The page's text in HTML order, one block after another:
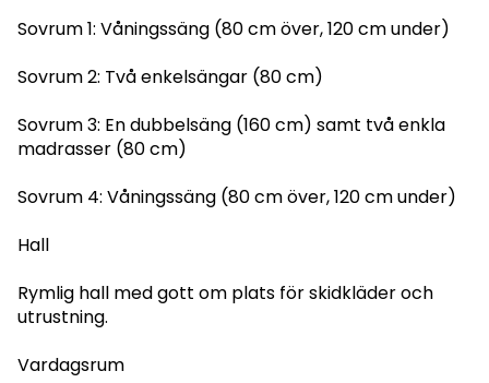
Sovrum 1: Våningssäng (80 cm över, 120 cm under)
Sovrum 2: Två enkelsängar (80 cm)
Sovrum 3: En dubbelsäng (160 cm) samt två enkla
madrasser (80 cm)
Sovrum 4: Våningssäng (80 cm över, 120 cm under)
Hall
Rymlig hall med gott om plats för skidkläder och
utrustning.
Vardagsrum